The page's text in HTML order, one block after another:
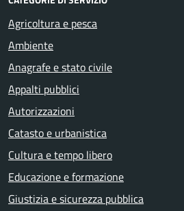
Agricoltura e pesca
Ambiente
Anagrafe e stato civile
Appalti pubblici
Autorizzazioni
Catasto e urbanistica
Cultura e tempo libero
Educazione e formazione
Giustizia e sicurezza pubblica